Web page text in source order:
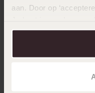
aan. Door op
over in ons
Stainless steel
24